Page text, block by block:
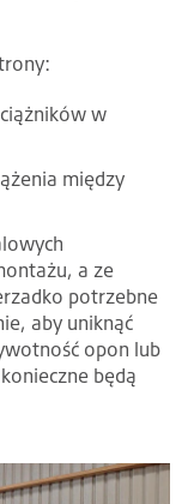
w
między
a ze
potrzebne
aby uniknąć
opon lub
będą